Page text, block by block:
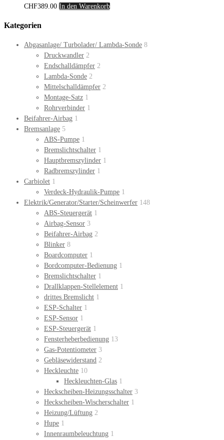
CHF389.00 In den Warenkorb
Kategorien
Abgasanlage/ Turbolader/ Lambda-Sonde 8
Druckwandler 2
Endschalldämpfer 2
Lambda-Sonde 2
Mittelschalldämpfer 2
Montage-Satz 1
Rohrverbinder 1
Beifahrer-Airbag 1
Bremsanlage 5
ABS-Pumpe 1
Bremslichtschalter 1
Hauptbremszylinder 1
Radbremszylinder 1
Carbiolet 1
Verdeck-Hydraulik-Pumpe 1
Elektrik/Generator/Starter/Scheinwerfer 148
ABS-Steuergerät 1
Airbag-Sensor 3
Beifahrer-Airbag 2
Blinker 8
Boardcomputer 1
Bordcomputer-Bedienung 1
Bremslichtschalter 1
Drallklappen-Stellelement 1
drittes Bremslicht 1
ESP-Schalter 1
ESP-Sensor 1
ESP-Steuergerät 1
Fensterheberbedienung 13
Gas-Potentiometer 3
Gebläsewiderstand 2
Heckleuchte 10
Heckleuchten-Glas 1
Heckscheiben-Heizungsschalter 3
Heckscheiben-Wischerschalter 1
Heizung/Lüftung 2
Hupe 1
Innenraumbeleuchtung 1